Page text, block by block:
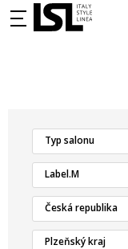
Typ salonu
Label.M
Česká republika
Plzeňský kraj